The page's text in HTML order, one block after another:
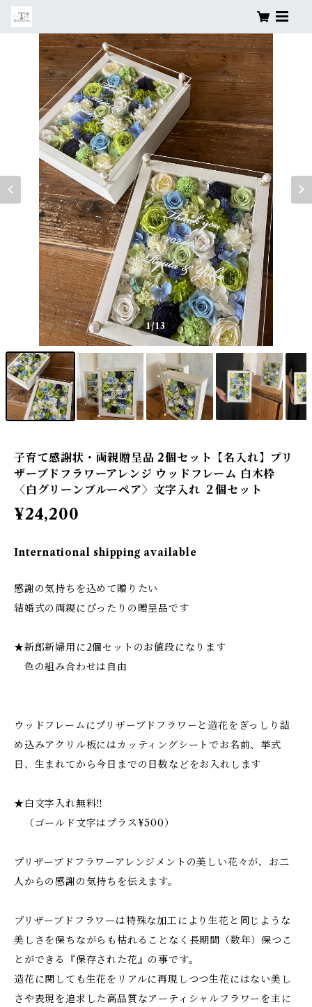
1/13
子育て感謝状・両親贈呈品 2個セット【名入れ】プリ
ザーブドフラワーアレンジ ウッドフレーム 白木枠
〈白グリーンブルーペア〉文字入れ ２個セット
¥24,200
International shipping available
感謝の気持ちを込めて贈りたい
結婚式の両親にぴったりの贈呈品です
★新郎新婦用に2個セットのお値段になります
色の組み合わせは自由
ウッドフレームにプリザーブドフラワーと造花をぎっしり詰
め込みアクリル板にはカッティングシートでお名前、挙式
日、生まれてから今日までの日数などをお入れします
★白文字入れ無料‼︎
（ゴールド文字はプラス¥500）
プリザーブドフラワーアレンジメントの美しい花々が、お二
人からの感謝の気持ちを伝えます。
プリザーブドフラワーは特殊な加工により生花と同じような
美しさを保ちながらも枯れることなく長期間（数年）保つこ
とができる『保存された花』の事です。
造花に関しても生花をリアルに再現しつつ生花にはない美し
さや表現を追求した高品質なアーティシャルフラワーを主に